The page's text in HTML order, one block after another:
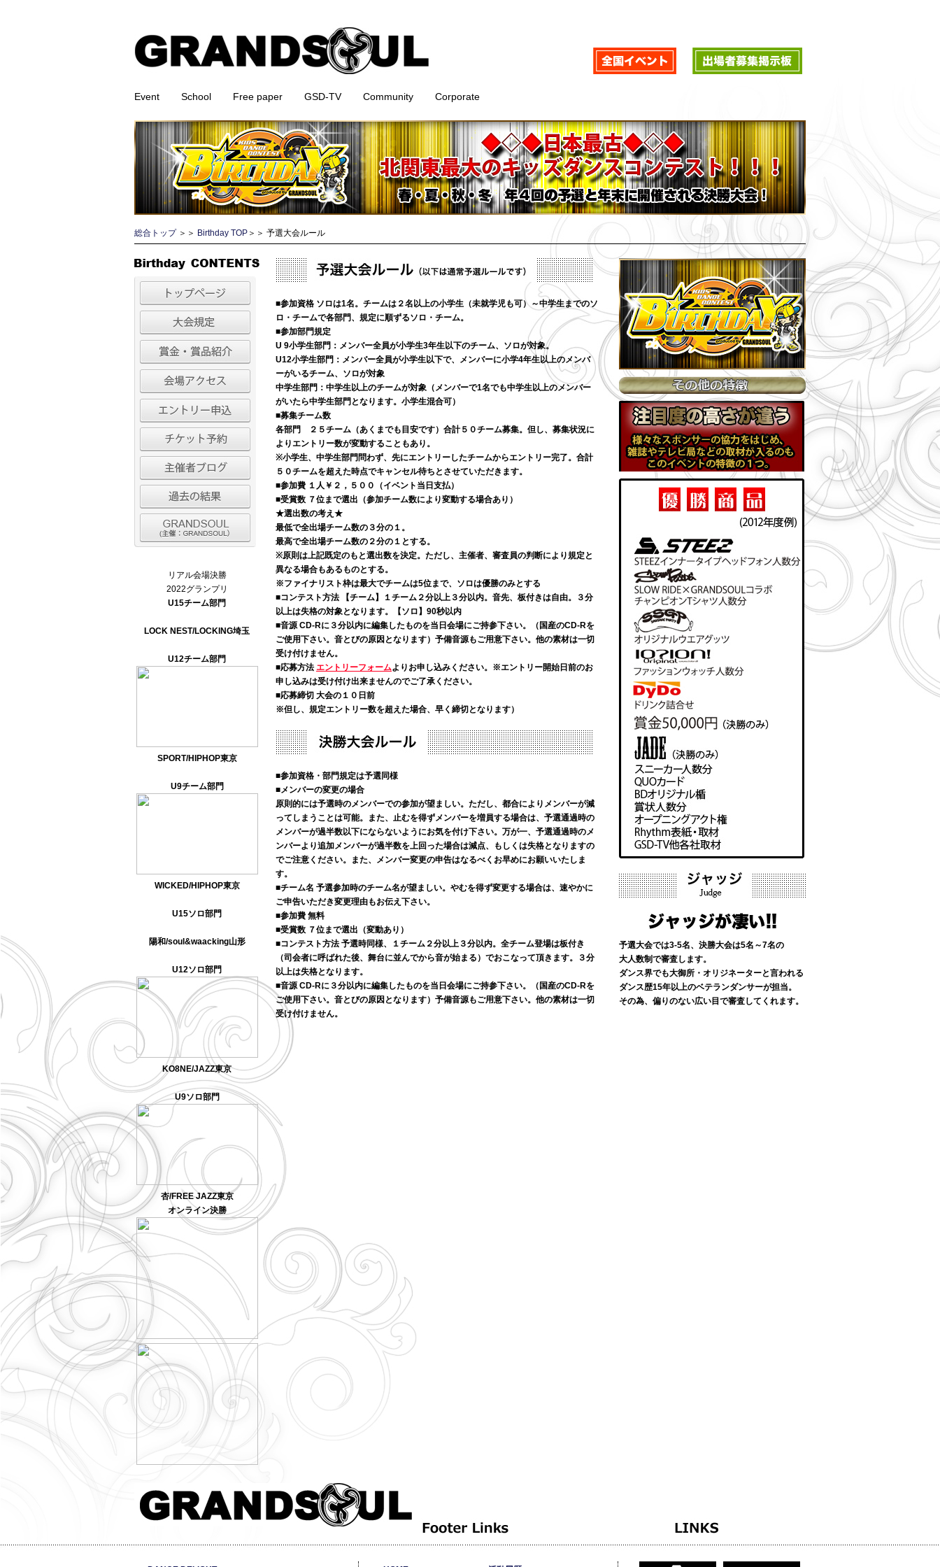
Event School Free paper GSD-TV Community Corporate
総合トップ＞＞ Birthday TOP ＞＞ 予選大会ルール
リアル会場決勝
2022グランプリ
U15チーム部門
LOCK NEST/LOCKING埼玉
U12チーム部門
SPORT/HIPHOP東京
U9チーム部門
WICKED/HIPHOP東京
U15ソロ部門
陽和/soul&waacking山形
U12ソロ部門
KO8NE/JAZZ東京
U9ソロ部門
杏/FREE JAZZ東京
オンライン決勝
■参加資格 ソロは1名。チームは２名以上の小学生（未就学児も可）～中学生までのソ
ロ・チームで各部門、規定に順ずるソロ・チーム。
■参加部門規定
U 9小学生部門： メンバー全員が小学生3年生以下のチーム、ソロが対象。
U12小学生部門： メンバー全員が小学生以下で、メンバーに小学4年生以上のメンバ
ーがいるチーム、ソロが対象
中学生部門： 中学生以上のチームが対象（メンバーで1名でも中学生以上のメンバー
がいたら中学生部門となります。小学生混合可）
■募集チーム数
各部門 ２５チーム（あくまでも目安です）合計５０チーム募集。但し、募集状況に
よりエントリー数が変動することもあり。
※小学生、中学生部門問わず、先にエントリーしたチームからエントリー完了。合計
５０チームを超えた時点でキャンセル待ちとさせていただきます。
■参加費 １人￥２，５００（イベント当日支払）
■受賞数 ７位まで選出（参加チーム数により変動する場合あり）
★選出数の考え★
最低で全出場チーム数の３分の１。
最高で全出場チーム数の２分の１とする。
※原則は上記既定のもと選出数を決定。ただし、主催者、審査員の判断により規定と
異なる場合もあるものとする。
※ファイナリスト枠は最大でチームは5位まで、ソロは優勝のみとする
■コンテスト方法 【チーム】１チーム２分以上３分以内。音先、板付きは自由。３分
以上は失格の対象となります。【ソロ】90秒以内
■音源CD-Rに３分以内に編集したものを当日会場にご持参下さい。（国産のCD-Rを
ご使用下さい。音とびの原因となります）予備音源もご用意下さい。他の素材は一切
受け付けません。
■応募方法 エントリーフォームよりお申し込みください。※エントリー開始日前のお
申し込みは受け付け出来ませんのでご了承ください。
■応募締切 大会の１０日前
※但し、規定エントリー数を超えた場合、早く締切となります）
■参加資格・部門規定は予選同様
■メンバーの変更の場合
原則的には予選時のメンバーでの参加が望ましい。ただし、都合によりメンバーが減
ってしまうことは可能。また、止むを得ずメンバーを増員する場合は、予選通過時の
メンバーが過半数以下にならないようにお気を付け下さい。万が一、予選通過時のメ
ンバーより追加メンバーが過半数を上回った場合は減点、もしくは失格となりますの
でご注意ください。また、メンバー変更の申告はなるべくお早めにお願いいたしま
す。
■チーム名 予選参加時のチーム名が望ましい。やむを得ず変更する場合は、速やかに
ご申告いただき変更理由もお伝え下さい。
■参加費 無料
■受賞数 ７位まで選出（変動あり）
■コンテスト方法 予選時同様、１チーム２分以上３分以内。全チーム登場は板付き
（司会者に呼ばれた後、舞台に並んでから音が始まる）でおこなって頂きます。３分
以上は失格となります。
■音源CD-Rに３分以内に編集したものを当日会場にご持参下さい。（国産のCD-Rを
ご使用下さい。音とびの原因となります）予備音源もご用意下さい。他の素材は一切
受け付けません。
予選大会では3-5名、決勝大会は5名～7名の
大人数制で審査します。
ダンス界でも大御所・オリジネーターと言われる
ダンス歴15年以上のベテランダンサーが担当。
その為、偏りのない広い目で審査してくれます。